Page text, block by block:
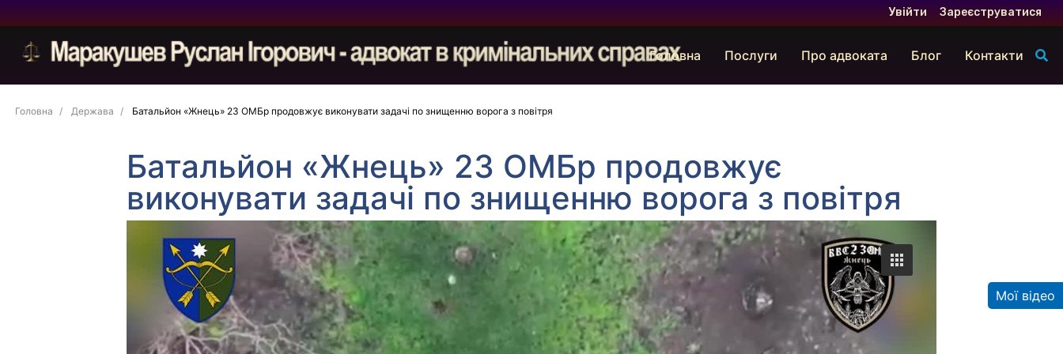
Увійти Зареєструватися
Головна Послуги Про адвоката Блог Контакти
Головна Держава Батальйон «Жнець» 23 ОМБр продовжує виконувати задачі по знищенню ворога з повітря
Батальйон «Жнець» 23 ОМБр продовжує
виконувати задачі по знищенню ворога з повітря
Мої відео